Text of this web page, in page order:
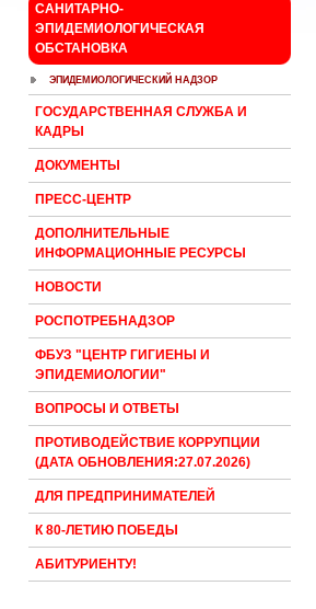
САНИТАРНО-
ЭПИДЕМИОЛОГИЧЕСКАЯ
ОБСТАНОВКА
ЭПИДЕМИОЛОГИЧЕСКИЙ НАДЗОР
ГОСУДАРСТВЕННАЯ СЛУЖБА И
КАДРЫ
ДОКУМЕНТЫ
ПРЕСС-ЦЕНТР
ДОПОЛНИТЕЛЬНЫЕ
ИНФОРМАЦИОННЫЕ РЕСУРСЫ
НОВОСТИ
РОСПОТРЕБНАДЗОР
ФБУЗ "ЦЕНТР ГИГИЕНЫ И
ЭПИДЕМИОЛОГИИ"
ВОПРОСЫ И ОТВЕТЫ
ПРОТИВОДЕЙСТВИЕ КОРРУПЦИИ
(ДАТА ОБНОВЛЕНИЯ:27.07.2026)
ДЛЯ ПРЕДПРИНИМАТЕЛЕЙ
К 80-ЛЕТИЮ ПОБЕДЫ
АБИТУРИЕНТУ!